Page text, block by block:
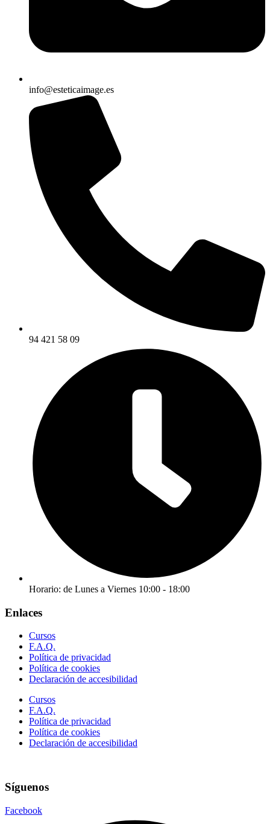
info@esteticaimage.es
94 421 58 09
Horario: de Lunes a Viernes 10:00 - 18:00
Enlaces
Cursos
F.A.Q.
Política de privacidad
Política de cookies
Declaración de accesibilidad
Cursos
F.A.Q.
Política de privacidad
Política de cookies
Declaración de accesibilidad
Síguenos
Facebook